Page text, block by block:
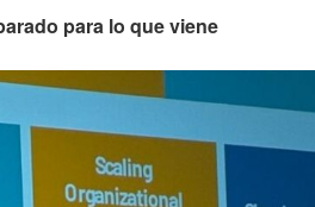
para lo que viene